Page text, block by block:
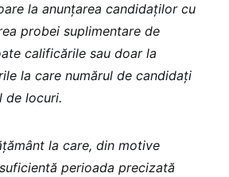
la anunțarea candidaților cu
probei suplimentare de
calificările sau doar la
la care numărul de candidați
de locuri.
la care, din motive
perioada precizată